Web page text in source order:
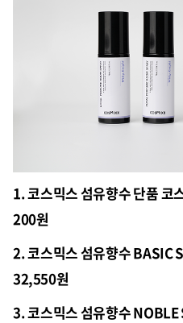
1. 코스믹스 섬유향수 단품 코
200원
2. 코스믹스 섬유향수 BASIC
32,550원
3. 코스믹스 섬유향수 NOBLE